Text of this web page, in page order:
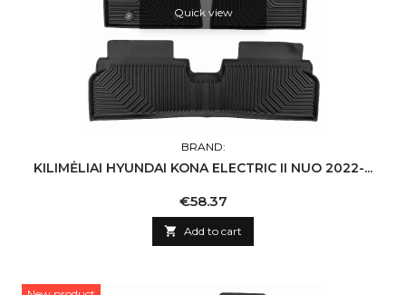
Quick view
BRAND:
KILIMĖLIAI HYUNDAI KONA ELECTRIC II NUO 2022-...
Price
€58.37
 Add to cart